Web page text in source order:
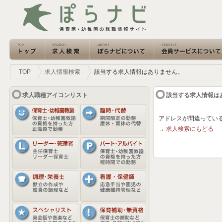
TOP 求人情報検索 該当する求人情報はありません。
求人職種アイコンリスト 該当する求人情報は
アドレスが間違ってい
→ 求人検索にもどる